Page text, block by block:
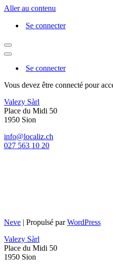
Aller au contenu
Se connecter
Menu
de
Menu
navigationSe connecter
Vous devez être connecté pour
Valezy Sàrl
Place du Midi 50
1950 Sion
info@localiz.ch
027 563 10 20
Neve | Propulsé parWordPress
Valezy Sàrl
Place du Midi 50
1950 Sion